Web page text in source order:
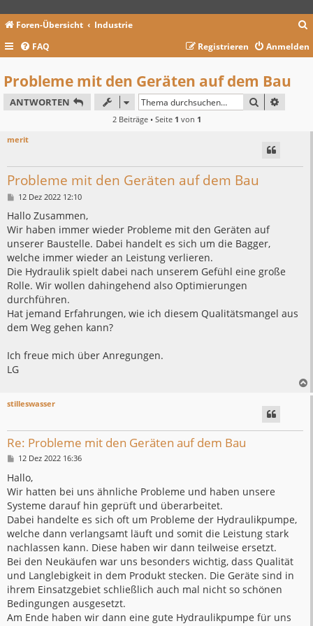
Foren-Übersicht Industrie
c
FAQ Anmelden
Registrieren
Probleme mit den Geräten auf dem Bau
ANTWORTEN SUCHE
2 Beiträge • Seite 1 von 1
merit
Probleme mit den Geräten auf dem Bau
B
i
r
a
g
12 Dez 2022 12:10
Hallo Zusammen,
Wir haben immer wieder Probleme mit den Geräten auf
unserer Baustelle. Dabei handelt es sich um die Bagger,
welche immer wieder an Leistung verlieren.
Die Hydraulik spielt dabei nach unserem Gefühl eine große
Rolle. Wir wollen dahingehend also Optimierungen
durchführen.
Hat jemand Erfahrungen, wie ich diesem Qualitätsmangel aus
dem Weg gehen kann?
Ich freue mich über Anregungen.
LG
stilleswasser
Re: Probleme mit den Geräten auf dem Bau
B
i
t
r
a
g
12 Dez 2022 16:36
Hallo,
Wir hatten bei uns ähnliche Probleme und haben unsere
Systeme darauf hin geprüft und überarbeitet.
Dabei handelte es sich oft um Probleme der Hydraulikpumpe,
welche dann verlangsamt läuft und somit die Leistung stark
nachlassen kann. Diese haben wir dann teilweise ersetzt.
Bei den Neukäufen war uns besonders wichtig, dass Qualität
und Langlebigkeit in dem Produkt stecken. Die Geräte sind in
ihrem Einsatzgebiet schließlich auch mal nicht so schönen
Bedingungen ausgesetzt.
Am Ende haben wir dann eine gute Hydraulikpumpe für uns